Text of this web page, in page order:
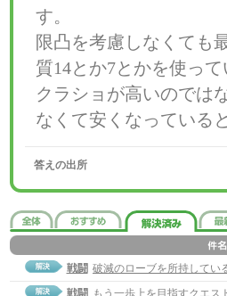
す。
限凸を考慮しなくても
質14とか7とかを使っ
クラショが高いのでは
なくて安くなっている
答えの出所
戦闘 破滅のローブを所持してい
戦闘 もう一歩上を目指すクエス